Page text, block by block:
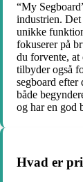
“My
industrien.
unikke
fokuserer på
du forvente, at
tilbyder også
segboard
både
og har en god
Hvad er